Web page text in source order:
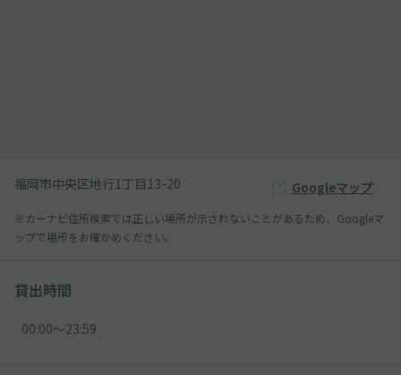
福岡市中央区地行1丁目13-20 Googleマップ
※カーナビ住所検索では正しい場所が示されないことがあるため、Googleマ
ップで場所をお確かめください。
貸出時間
00:00〜23:59